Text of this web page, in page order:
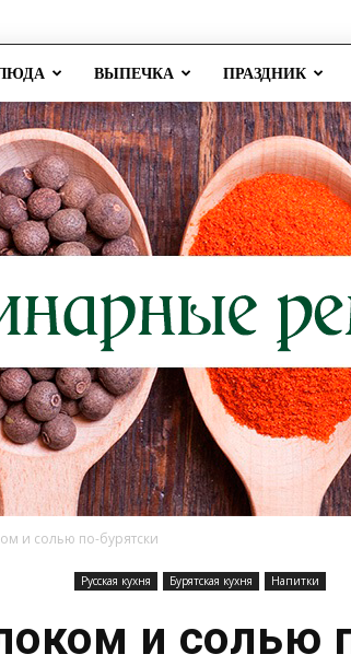
ВЫПЕЧКА ПРАЗДНИК
и солью по-бурятски
Русская кухня Бурятская кухня Напитки
и солью